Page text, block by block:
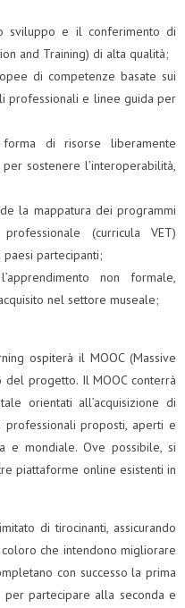
sviluppo e il conferimento di
and Training) di alta qualità;
di competenze basate sui
professionali e linee guida per
di risorse liberamente
sostenere l’interoperabilità,
la mappatura dei programmi
(curricula VET)
paesi partecipanti;
non formale,
nel settore museale;
ospiterà il MOOC (Massive
del progetto. Il MOOC conterrà
orientati all’acquisizione di
proposti, aperti e
e mondiale. Ove possibile, si
piattaforme online esistenti in
di tirocinanti, assicurando
che intendono migliorare
con successo la prima
partecipare alla seconda e